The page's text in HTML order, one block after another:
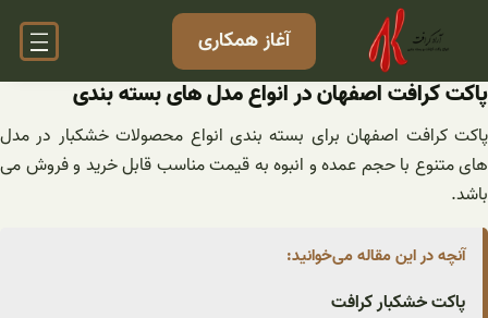
آغاز همکاری
پاکت کرافت اصفهان در انواع مدل های بسته بندی
پاکت کرافت اصفهان برای بسته بندی انواع محصولات خشکبار در مدل
های متنوع با حجم عمده و انبوه به قیمت مناسب قابل خرید و فروش می
باشد.
آنچه در این مقاله می‌خوانید:
پاکت خشکبار کرافت